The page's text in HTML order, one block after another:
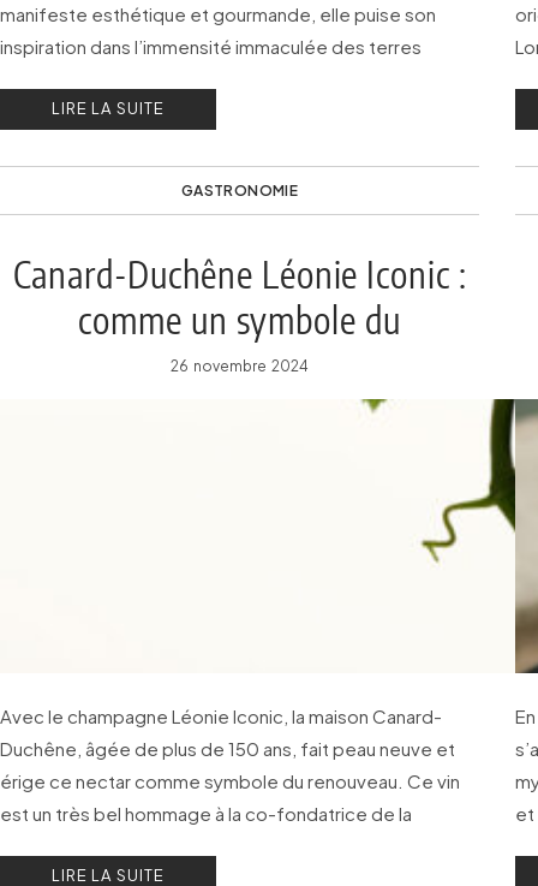
manifeste esthétique et gourmande, elle puise son
inspiration dans l’immensité immaculée des terres
LIRE LA SUITE
GASTRONOMIE
Canard-Duchêne Léonie Iconic :
comme un symbole du
renouveau !
26 novembre 2024
Avec le champagne Léonie Iconic, la maison Canard-
Duchêne, âgée de plus de 150 ans, fait peau neuve et
érige ce nectar comme symbole du renouveau. Ce vin
est un très bel hommage à la co-fondatrice de la
LIRE LA SUITE
et